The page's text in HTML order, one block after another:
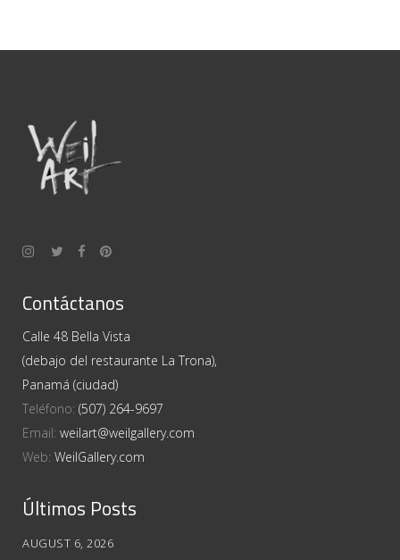
Contáctanos
Calle 48 Bella Vista
(debajo del restaurante La Trona),
Panamá (ciudad)
Teléfono: (507) 264-9697
Email: weilart@weilgallery.com
Web: WeilGallery.com
Últimos Posts
AUGUST 6, 2026